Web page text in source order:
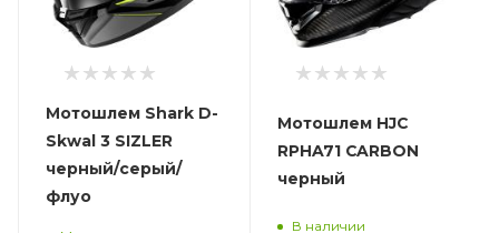
Мотошлем Shark D-
Skwal 3 SIZLER
черный/серый/
флуо
Мотошлем HJC
RPHA71 CARBON
черный
В наличии